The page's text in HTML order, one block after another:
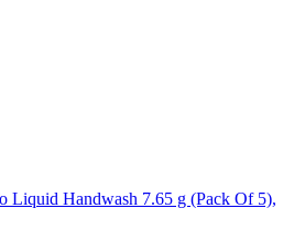
Liquid Handwash 7.65 g (Pack Of 5),